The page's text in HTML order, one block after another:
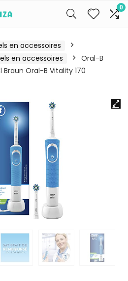
0
en accessoires
en accessoires
Oral-B
Oral-B Vitality 170